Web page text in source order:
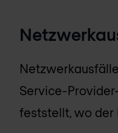
Service-
feststellt, wo der